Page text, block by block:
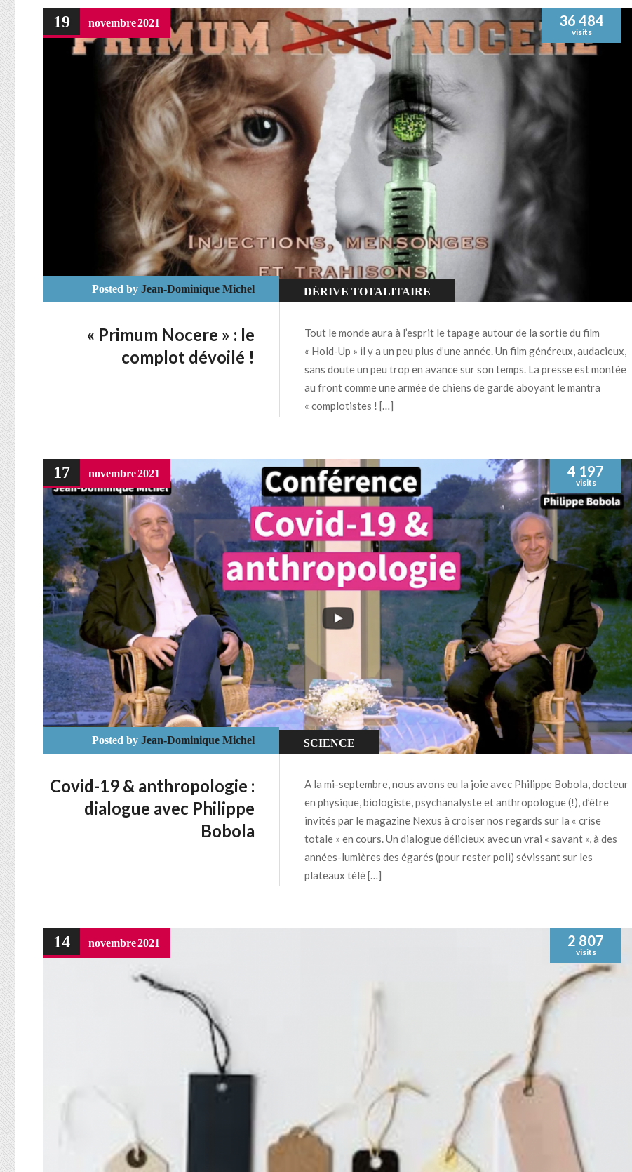
19 novembre2021 36 484
visits
Posted by Jean-Dominique Michel DÉRIVE TOTALITAIRE
« Primum Nocere » : le
complot dévoilé !
Tout le monde aura à l’esprit le tapage autour de la sortie du film
« Hold-Up » il y a un peu plus d’une année. Un film généreux, audacieux,
sans doute un peu trop en avance sur son temps. La presse est montée
au front comme une armée de chiens de garde aboyant le mantra
« complotistes ! […]
17 novembre2021 4 197
visits
Posted by Jean-Dominique Michel SCIENCE
Covid-19 & anthropologie :
dialogue avec Philippe
Bobola
A la mi-septembre, nous avons eu la joie avec Philippe Bobola, docteur
en physique, biologiste, psychanalyste et anthropologue (!), d’être
invités par le magazine Nexus à croiser nos regards sur la « crise
totale » en cours. Un dialogue délicieux avec un vrai « savant », à des
années-lumières des égarés (pour rester poli) sévissant sur les
plateaux télé […]
14 novembre2021 2 807
visits